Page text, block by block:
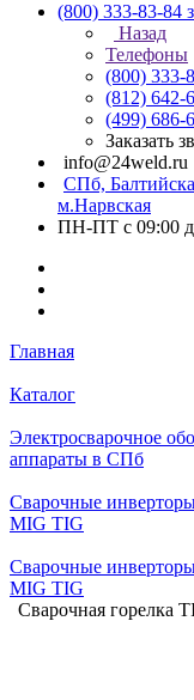
(800) 333-83-84
Назад
Телефоны
(800) 333-
(812) 642-
(499) 686-
Заказать
info@24weld.ru
СПб,
м.Нарвская
ПН-ПТ с 09:00
Главная
Каталог
Электросварочное
аппараты в СПб
Сварочные
MIG TIG
Сварочные
MIG TIG
Сварочная горелка